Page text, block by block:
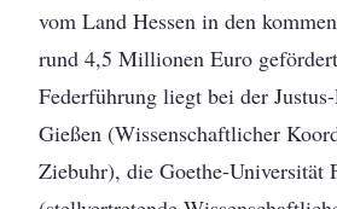
vom Land Hessen in den
rund 4,5 Millionen Euro
Federführung liegt bei der
Gießen (Wissenschaftlicher
Ziebuhr), die Goethe-Universität